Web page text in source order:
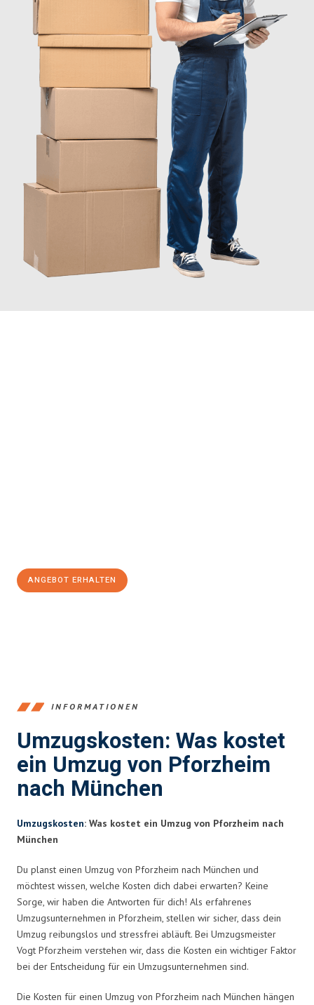
ANGEBOT ERHALTEN
INFORMATIONEN
Umzugskosten: Was kostet
ein Umzug von Pforzheim
nach München
Umzugskosten: Was kostet ein Umzug von Pforzheim nach
München
Du planst einen Umzug von Pforzheim nach München und
möchtest wissen, welche Kosten dich dabei erwarten? Keine
Sorge, wir haben die Antworten für dich! Als erfahrenes
Umzugsunternehmen in Pforzheim, stellen wir sicher, dass dein
Umzug reibungslos und stressfrei abläuft. Bei Umzugsmeister
Vogt Pforzheim verstehen wir, dass die Kosten ein wichtiger Faktor
bei der Entscheidung für ein Umzugsunternehmen sind.
Die Kosten für einen Umzug von Pforzheim nach München hängen